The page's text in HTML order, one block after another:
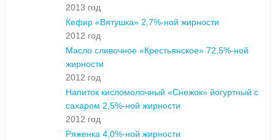
2013 год
Кефир «Вятушка» 2,7%-ной жирности
2012 год
Масло сливочное «Крестьянское» 72,5%-ной
жирности
2012 год
Напиток кисломолочный «Снежок» йогуртный с
сахаром 2,5%-ной жирности
2012 год
Ряженка 4,0%-ной жирности